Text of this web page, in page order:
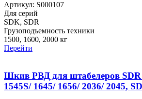
Артикул: S000107
Для серий
SDK, SDR
Грузоподъемность техники
1500, 1600, 2000 кг
Перейти
Шкив РВД для штабелеров SDR
1545S/ 1645/ 1656/ 2036/ 2045,